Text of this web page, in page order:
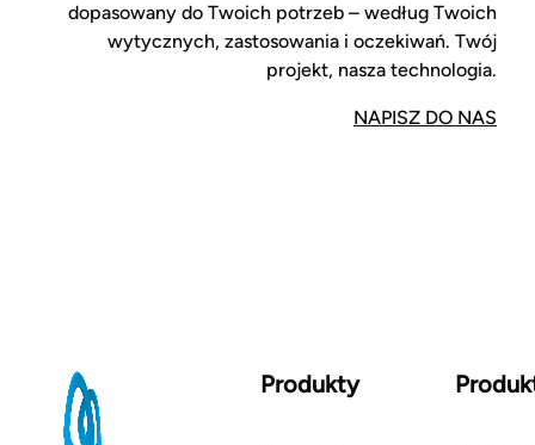
dopasowany do Twoich potrzeb – według Twoich
wytycznych, zastosowania i oczekiwań. Twój
projekt, nasza technologia.
NAPISZ DO NAS
Produkty